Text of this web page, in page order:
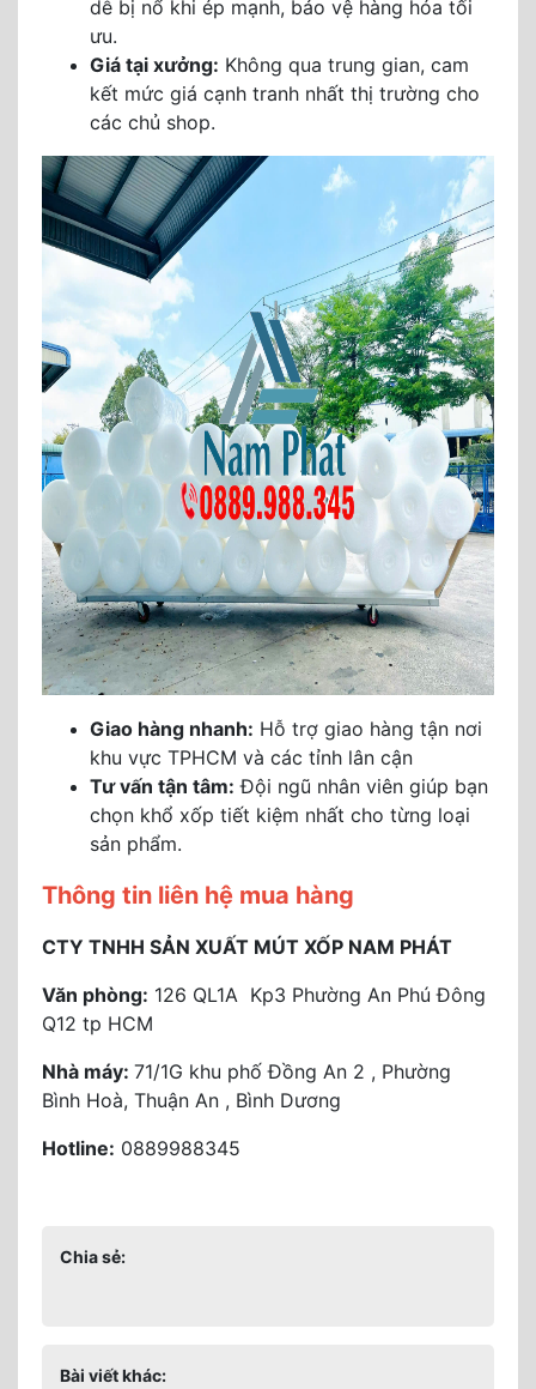
dễ bị nổ khi ép mạnh, bảo vệ hàng hóa tối
ưu.
Giá tại xưởng: Không qua trung gian, cam
kết mức giá cạnh tranh nhất thị trường cho
các chủ shop.
Giao hàng nhanh: Hỗ trợ giao hàng tận nơi
khu vực TPHCM và các tỉnh lân cận
Tư vấn tận tâm: Đội ngũ nhân viên giúp bạn
chọn khổ xốp tiết kiệm nhất cho từng loại
sản phẩm.
Thông tin liên hệ mua hàng
CTY TNHH SẢN XUẤT MÚT XỐP NAM PHÁT
Văn phòng: 126 QL1A Kp3 Phường An Phú Đông
Q12 tp HCM
Nhà máy: 71/1G khu phố Đồng An 2 , Phường
Bình Hoà, Thuận An , Bình Dương
Hotline: 0889988345
Chia sẻ:
Bài viết khác: